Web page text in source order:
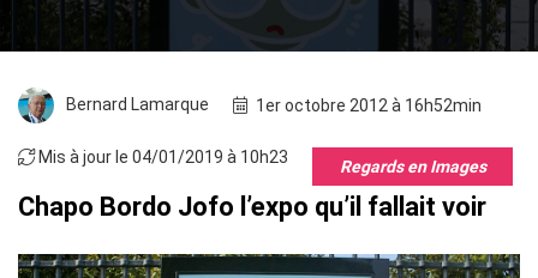
Bernard Lamarque 1er octobre 2012 à 16h52min
Mis à jour le 04/01/2019 à 10h23 Regards en Images
Chapo Bordo Jofo l’expo qu’il fallait voir